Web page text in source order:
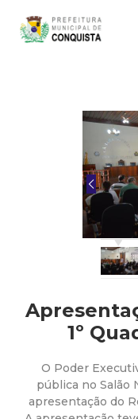
P
r
a
M
1º
O Poder
pública no Salão
apresentação do